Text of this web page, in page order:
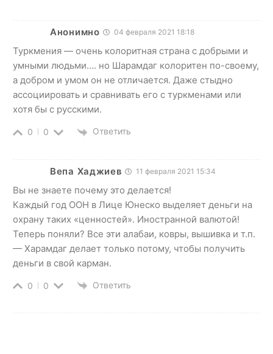
Анонимно 04 февраля 2021 18:18
Туркмения — очень колоритная страна с добрыми и
умными людьми…. но Шарамдаг колоритен по-своему,
а добром и умом он не отличается. Даже стыдно
ассоциировать и сравнивать его с туркменами или
хотя бы с русскими.
0 0 Ответить
Вепа Хаджиев 11 февраля 2021 15:34
Вы не знаете почему это делается!
Каждый год ООН в Лице Юнеско выделяет деньги на
охрану таких «ценностей». Иностранной валютой!
Теперь поняли? Все эти алабаи, ковры, вышивка и т.п.
— Харамдаг делает только потому, чтобы получить
деньги в свой карман.
0 0 Ответить